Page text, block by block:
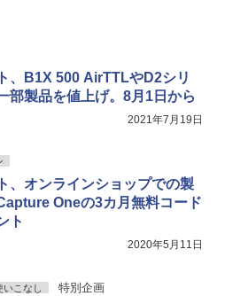
、B1X 500 AirTTLやD2シリ
部製品を値上げ。8月1日から
2021年7月19日
、オンラインショップでの製
Oneの3カ月無料コード
ト
2020年5月11日
いこなし 特別企画